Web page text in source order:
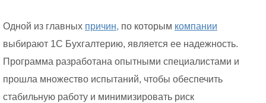
Одной из главных причин, по которым компании
выбирают 1С Бухгалтерию, является ее надежность.
Программа разработана опытными специалистами и
прошла множество испытаний, чтобы обеспечить
стабильную работу и минимизировать риск